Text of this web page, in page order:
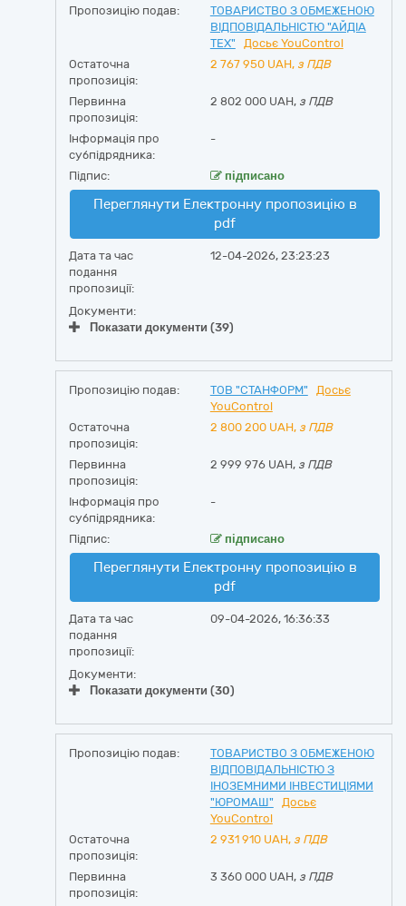
Пропозицію подав:
ТОВАРИСТВО З ОБМЕЖЕНОЮ
ВІДПОВІДАЛЬНІСТЮ "АЙДІА
ТЕХ"
Досьє YouControl
Остаточна
пропозиція:
2 767 950 UAH, з ПДВ
Первинна
пропозиція:
2 802 000 UAH, з ПДВ
Інформація про
субпідрядника:
-
Підпис: підписано
Переглянути Електронну пропозицію в
pdf
Дата та час
подання
пропозиції:
12-04-2026, 23:23:23
Документи:
Показати документи (39)
Пропозицію подав: ТОВ "СТАНФОРМ"
Досьє
YouControl
Остаточна
пропозиція:
2 800 200 UAH, з ПДВ
Первинна
пропозиція:
2 999 976 UAH, з ПДВ
Інформація про
субпідрядника:
-
Підпис: підписано
Переглянути Електронну пропозицію в
pdf
Дата та час
подання
пропозиції:
09-04-2026, 16:36:33
Документи:
Показати документи (30)
Пропозицію подав:
ТОВАРИСТВО З ОБМЕЖЕНОЮ
ВІДПОВІДАЛЬНІСТЮ З
ІНОЗЕМНИМИ ІНВЕСТИЦІЯМИ
"ЮРОМАШ"
Досьє
YouControl
Остаточна
пропозиція:
2 931 910 UAH, з ПДВ
Первинна
пропозиція:
3 360 000 UAH, з ПДВ